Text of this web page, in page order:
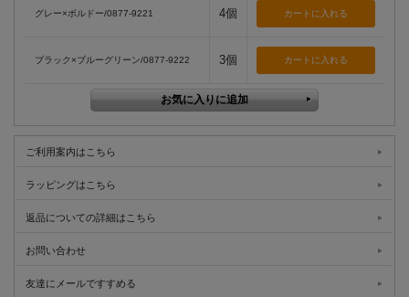
グレー×ボルドー/0877-9221 4個
ブラック×ブルーグリーン/0877-9222 3個
ご利用案内はこちら
ラッピングはこちら
返品についての詳細はこちら
お問い合わせ
友達にメールですすめる